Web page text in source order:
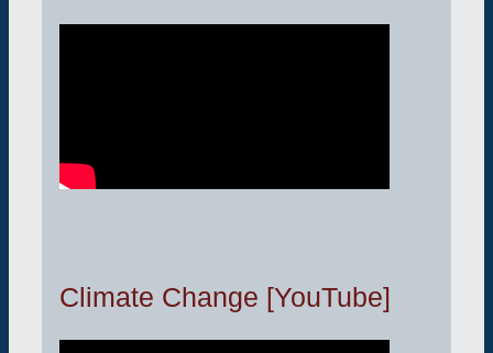
Climate Change [YouTube]